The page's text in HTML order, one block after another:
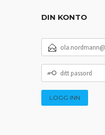
DIN KONTO
POSTADRESSE
PASSORD